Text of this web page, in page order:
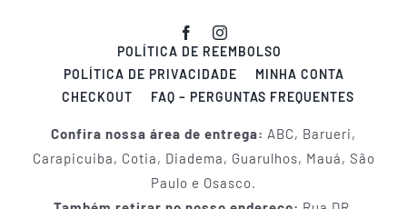
POLÍTICA DE REEMBOLSO
POLÍTICA DE PRIVACIDADE
MINHA CONTA
CHECKOUT
FAQ – PERGUNTAS FREQUENTES
Confira nossa área de entrega: ABC, Barueri,
Carapicuiba, Cotia, Diadema, Guarulhos, Mauá, São
Paulo e Osasco.